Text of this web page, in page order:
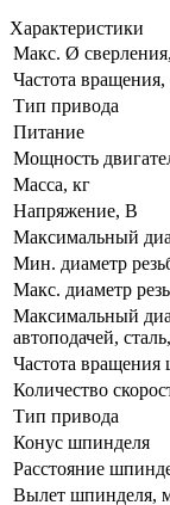
Характеристики
Макс. Ø
Частота
Тип привода
Питание
Мощность
Масса, кг
Напряжение, В
Максимальный
Мин. диаметр
Макс. диаметр
Максимальный
автоподачей,
Частота
Количество
Тип привода
Конус шпинделя
Расстояние
Вылет шпинделя,